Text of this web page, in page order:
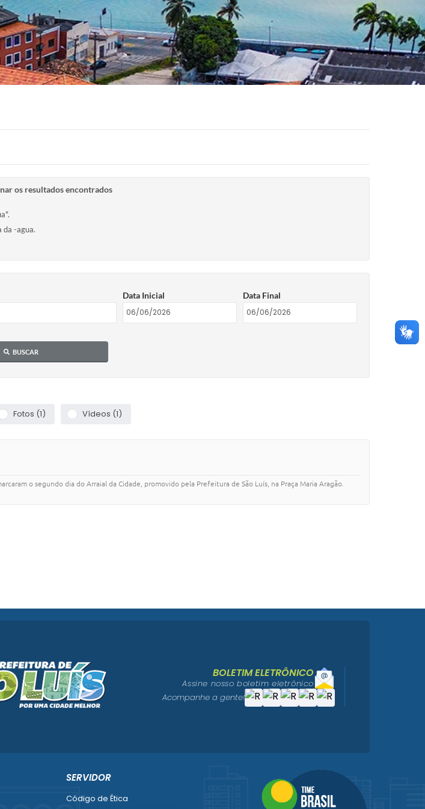
os resultados encontrados
da -agua.
Data Inicial Data Final
BUSCAR
Fotos (1) Vídeos (1)
o segundo dia do Arraial da Cidade, promovido pela Prefeitura de São Luís, na Praça Maria Aragão.
SERVIDOR
Código de Ética
BOLETIM ELETRÔNICO
Assine nosso boletim eletrônico
Acompanhe a gente!